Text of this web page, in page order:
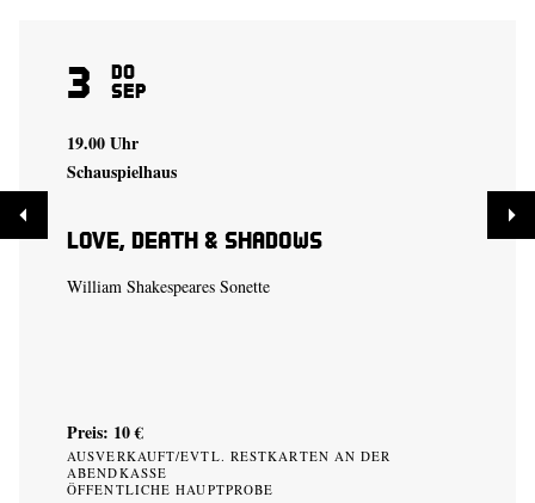
3 Do
Sep
19.00 Uhr
Schauspielhaus
Love, Death & Shadows
William Shakespeares Sonette
Preis: 10 €
AUSVERKAUFT/EVTL. RESTKARTEN AN DER
ABENDKASSE
ÖFFENTLICHE HAUPTPROBE